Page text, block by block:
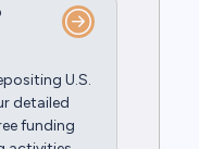
U.S.
detailed
funding